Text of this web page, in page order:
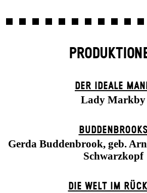
DER IDEALE
Lady Markby
BUDDENBROOKS
Gerda Buddenbrook, geb.
Schwarzkopf
DIE WELT IM